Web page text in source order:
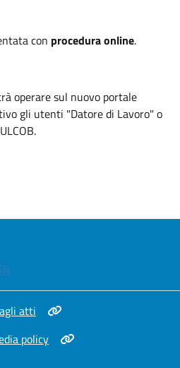
con procedura online.
operare sul nuovo portale
gli utenti "Datore di Lavoro" o
scheda
atti
scheda
policy